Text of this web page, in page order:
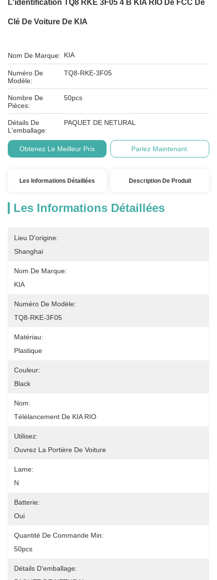
L'identification TQ8 RKE 3F05 4 B KIA RIO De FCC De
Clé De Voiture De KIA
Nom De Marque: KIA
Numéro De
Modèle:
TQ8-RKE-3F05
Nombre De
Pièces:
50pcs
Détails De
L'emballage:
PAQUET DE NETURAL
Obtenez Le Meilleur Prix Parlez Maintenant.
Les Informations Détaillées Description De Produit
Les Informations Détaillées
Lieu D'origine:
Shanghai
Nom De Marque:
KIA
Numéro De Modèle:
TQ8-RKE-3F05
Matériau:
Plastique
Couleur:
Black
Nom:
Télélancement De KIA RIO
Utilisez:
Ouvrez La Portière De Voiture
Lame:
N
Batterie:
Oui
Quantité De Commande Min:
50pcs
Détails D'emballage: